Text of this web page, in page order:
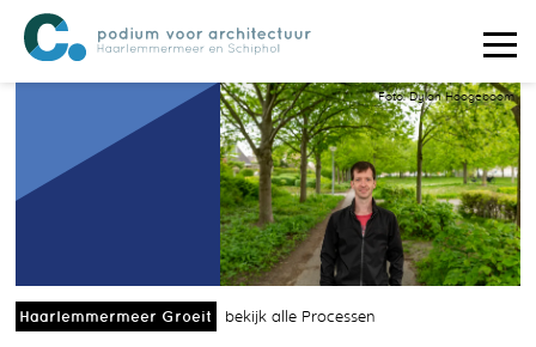
Foto: Dylan Hoogeboom
Haarlemmermeer Groeit bekijk alle Processen